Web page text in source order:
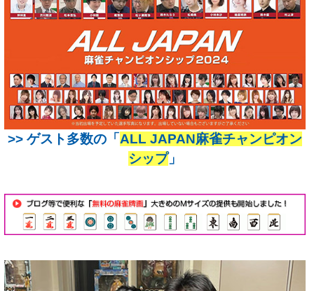
>> ゲスト多数の「 ALL JAPAN麻雀チャンピオン
シップ」